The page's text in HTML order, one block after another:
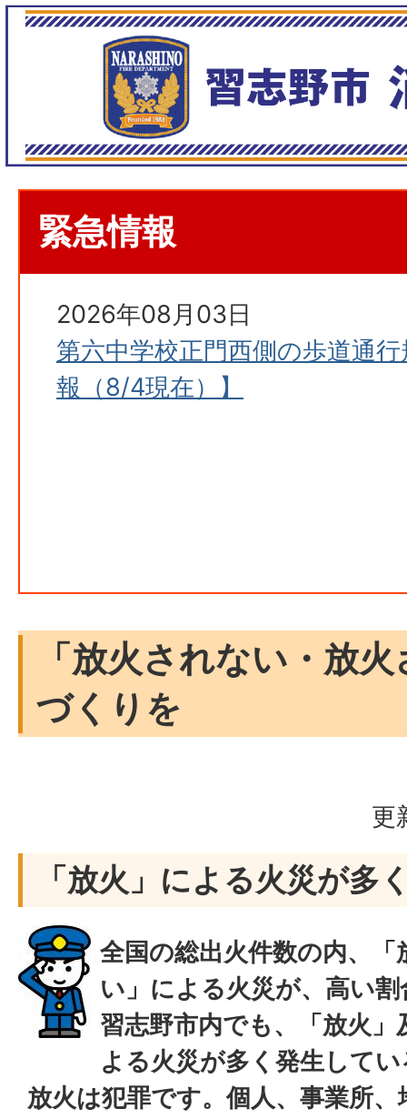
緊急情報
2026年08月03日
第六中学校正門西側の歩道通
報（8/4現在）】
「放火されない・放
づくりを
更
「放火」による火災が多
全国の総出火件数の内、
い」による火災が、高い
習志野市内でも、「放火
よる火災が多く発生して
放火は犯罪です。個人、事業所